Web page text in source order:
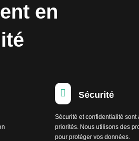
en
 Sécurité
Sécurité et confidentialité
priorités. Nous utilisons des
pour protéger vos données.